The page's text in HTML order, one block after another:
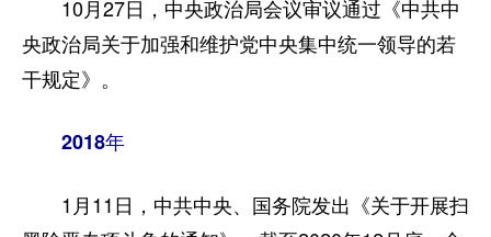
10月27日，中央政治局会议审议通过《中共中
央政治局关于加强和维护党中央集中统一领导的若
干规定》。
2018年
1月11日，中共中央、国务院发出《关于开展扫